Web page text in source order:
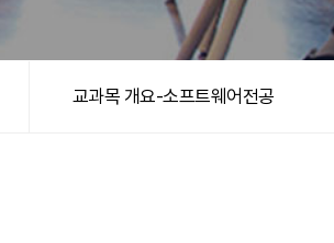
교과목 개요-소프트웨어전공